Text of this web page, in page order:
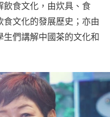
飲食文化，由炊具、食
文化的發展歷史；亦由
們講解中國茶的文化和